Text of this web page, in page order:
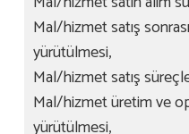
Mal/hizmet satış
yürütülmesi,
Mal/hizmet satış
Mal/hizmet üretim ve
yürütülmesi,